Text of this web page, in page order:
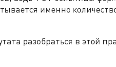
именно
разобраться в этой